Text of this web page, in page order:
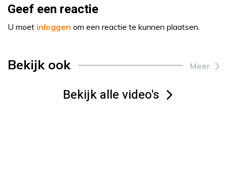
Geef een reactie
U moet inloggen om een reactie te kunnen plaatsen.
Bekijk ook Meer
Bekijk alle video's